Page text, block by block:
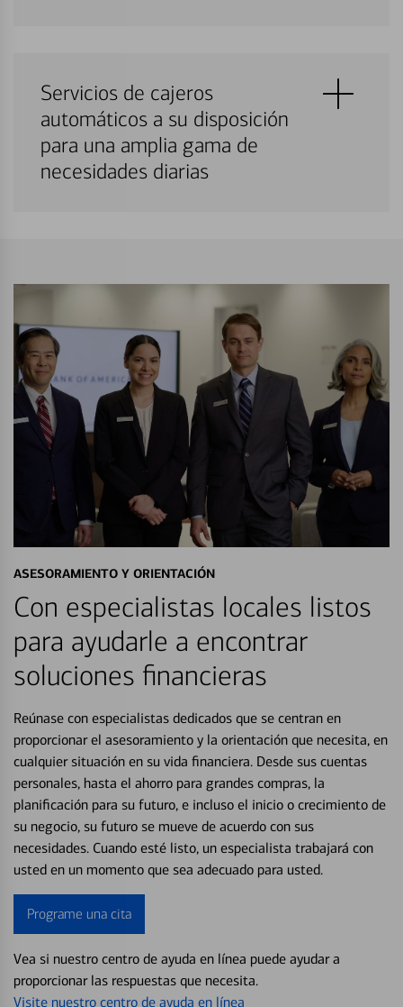
Servicios de cajeros
automáticos a su disposición
para una amplia gama de
necesidades diarias
ASESORAMIENTO Y ORIENTACIÓN
Con especialistas locales listos
para ayudarle a encontrar
soluciones financieras
Reúnase con especialistas dedicados que se centran en
proporcionar el asesoramiento y la orientación que necesita, en
cualquier situación en su vida financiera. Desde sus cuentas
personales, hasta el ahorro para grandes compras, la
planificación para su futuro, e incluso el inicio o crecimiento de
su negocio, su futuro se mueve de acuerdo con sus
necesidades. Cuando esté listo, un especialista trabajará con
usted en un momento que sea adecuado para usted.
Programe una cita
Vea si nuestro centro de ayuda en línea puede ayudar a
proporcionar las respuestas que necesita.
Visite nuestro centro de ayuda en línea